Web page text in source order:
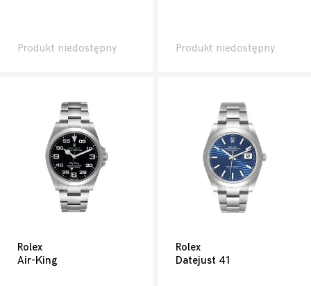
Produkt niedostępny Produkt niedostępny
Rolex
Air-King
Rolex
Datejust 41